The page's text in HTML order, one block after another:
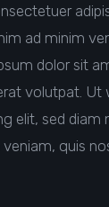
ad minim
dolor sit
volutpat.
elit, sed
quis